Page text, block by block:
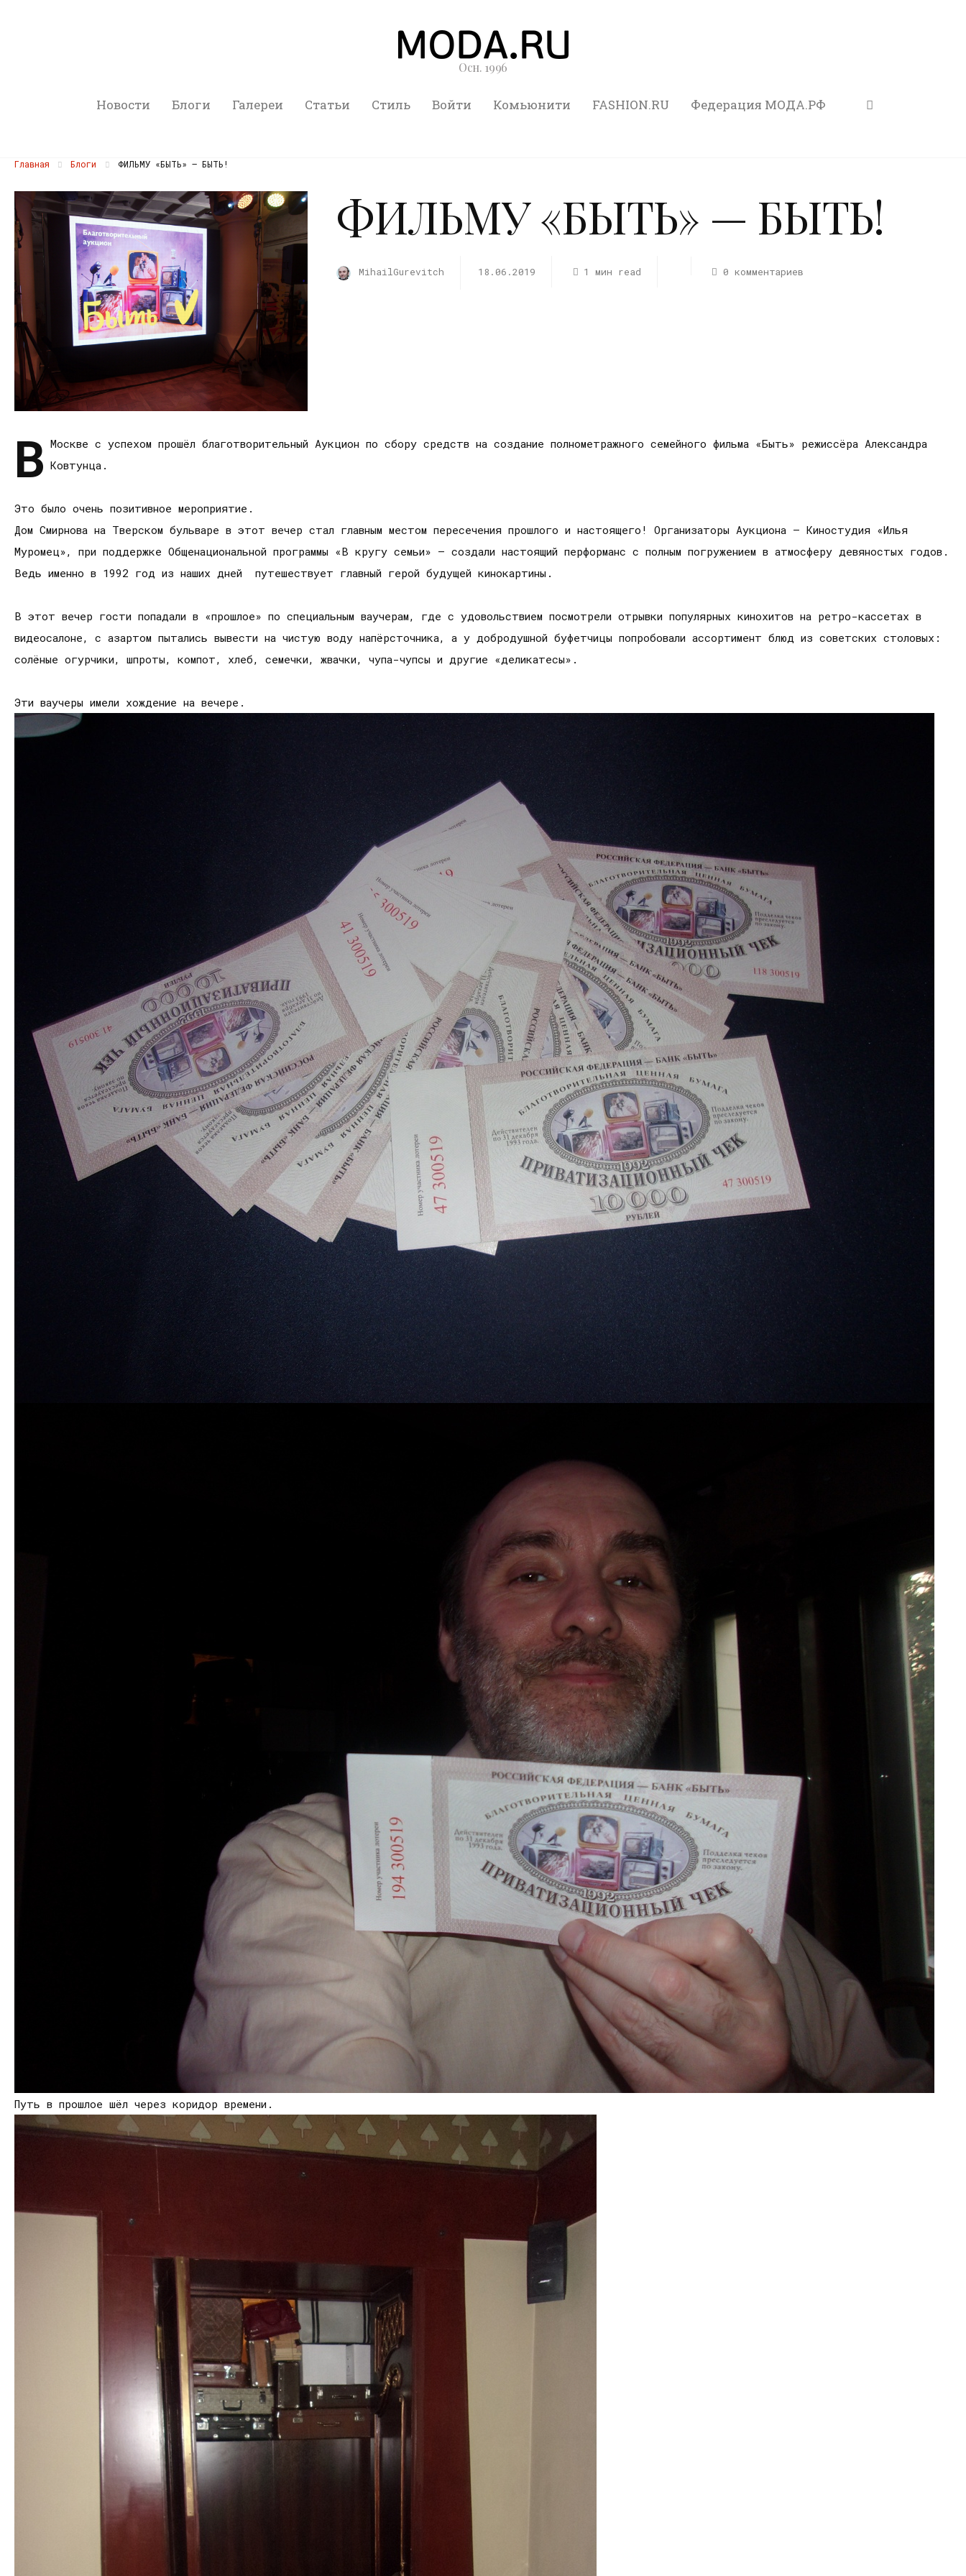
Осн. 1996
Новости Блоги Галереи Статьи Стиль Войти Комьюнити FASHION.RU Федерация МОДА.РФ
Главная Блоги ФИЛЬМУ «БЫТЬ» — БЫТЬ!
ФИЛЬМУ «БЫТЬ» — БЫТЬ!
MihailGurevitch 18.06.2019 1 мин read 0 комментариев
В Москве с успехом прошёл благотворительный Аукцион по сбору средств на создание полнометражного семейного фильма «Быть» режиссёра Александра
Ковтунца.
Это было очень позитивное мероприятие.
Дом Смирнова на Тверском бульваре в этот вечер стал главным местом пересечения прошлого и настоящего! Организаторы Аукциона – Киностудия «Илья
Муромец», при поддержке Общенациональной программы «В кругу семьи» – создали настоящий перформанс с полным погружением в атмосферу девяностых годов.
Ведь именно в 1992 год из наших дней путешествует главный герой будущей кинокартины.
В этот вечер гости попадали в «прошлое» по специальным ваучерам, где с удовольствием посмотрели отрывки популярных кинохитов на ретро-кассетах в
видеосалоне, с азартом пытались вывести на чистую воду напёрсточника, а у добродушной буфетчицы попробовали ассортимент блюд из советских столовых:
солёные огурчики, шпроты, компот, хлеб, семечки, жвачки, чупа-чупсы и другие «деликатесы».
Эти ваучеры имели хождение на вечере.
Путь в прошлое шёл через коридор времени.